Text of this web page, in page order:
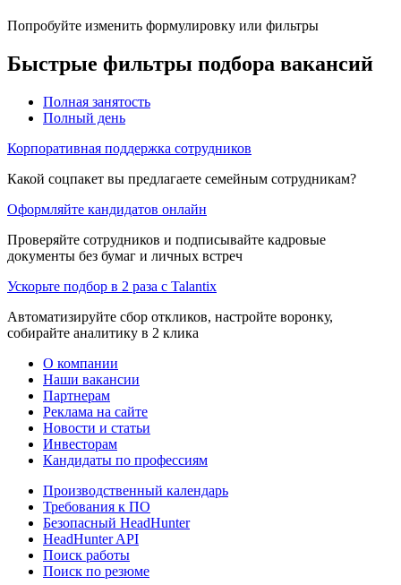
Попробуйте изменить формулировку или фильтры
Быстрые фильтры подбора вакансий
Полная занятость
Полный день
Корпоративная поддержка сотрудников
Какой соцпакет вы предлагаете семейным сотрудникам?
Оформляйте кандидатов онлайн
Проверяйте сотрудников и подписывайте кадровые
документы без бумаг и личных встреч
Ускорьте подбор в 2 раза с Talantix
Автоматизируйте сбор откликов, настройте воронку,
собирайте аналитику в 2 клика
О компании
Наши вакансии
Партнерам
Реклама на сайте
Новости и статьи
Инвесторам
Кандидаты по профессиям
Производственный календарь
Требования к ПО
Безопасный HeadHunter
HeadHunter API
Поиск работы
Поиск по резюме